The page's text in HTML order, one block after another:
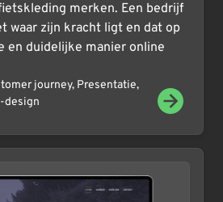
merken. Een bedrijf
waar zijn kracht ligt en dat op
en duidelijke manier online
journey, Presentatie,
design